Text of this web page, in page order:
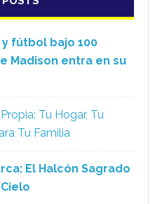
fútbol bajo 100
Madison entra en su
Tu Hogar, Tu
Tu Familia
El Halcón Sagrado